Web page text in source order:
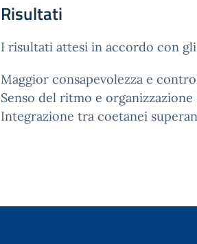
Risultati
I risultati attesi in accordo con
Maggior consapevolezza e
Senso del ritmo e
Integrazione tra coetanei